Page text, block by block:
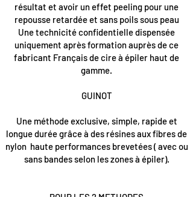
résultat et avoir un effet peeling pour une
repousse retardée et sans poils sous peau
Une technicité confidentielle dispensée
uniquement après formation auprès de ce
fabricant Français de cire à épiler haut de
gamme.
GUINOT
Une méthode exclusive, simple, rapide et
longue durée grâce à des résines aux fibres de
nylon haute performances brevetées ( avec ou
sans bandes selon les zones à épiler).